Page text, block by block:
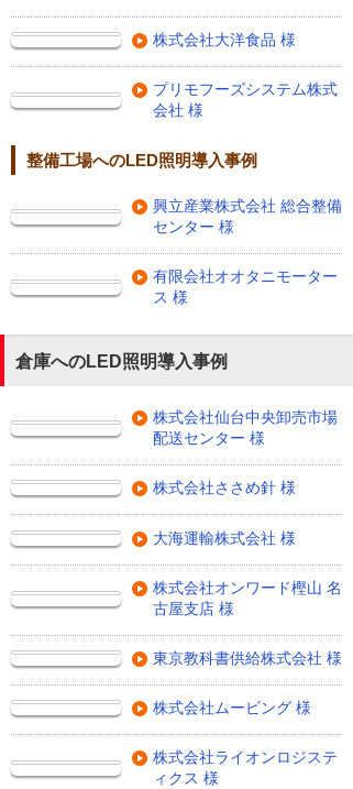
株式会社大洋食品 様
プリモフーズシステム株式
会社 様
整備工場へのLED照明導入事例
興立産業株式会社 総合整備
センター 様
有限会社オオタニモーター
ス 様
倉庫へのLED照明導入事例
株式会社仙台中央卸売市場
配送センター 様
株式会社ささめ針 様
大海運輸株式会社 様
株式会社オンワード樫山 名
古屋支店 様
東京教科書供給株式会社 様
株式会社ムービング 様
株式会社ライオンロジステ
ィクス 様